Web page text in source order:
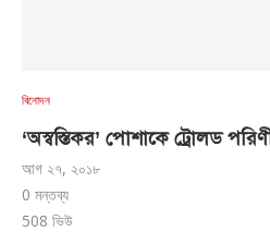
বিনোদন
‘অস্বস্তিকর’ পোশাকে ট্রোলড
আগ ২৭, ২০১৮
0 মন্তব্য
508 ভিউ